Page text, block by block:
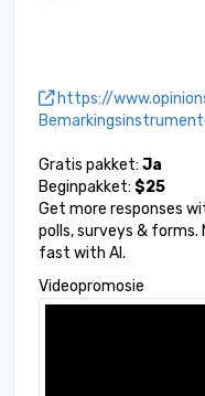
https://
Gratis pakket: Ja
Beginpakket: $25
Get more responses
polls, surveys &
fast with AI.
Videopromosie